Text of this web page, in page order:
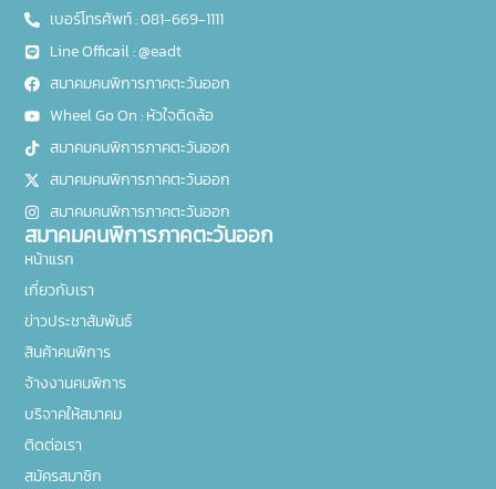
เบอร์โทรศัพท์ : 081-669-1111
Line Officail : @eadt
สมาคมคนพิการภาคตะวันออก
Wheel Go On : หัวใจติดล้อ
สมาคมคนพิการภาคตะวันออก
สมาคมคนพิการภาคตะวันออก
สมาคมคนพิการภาคตะวันออก
สมาคมคนพิการภาคตะวันออก
หน้าแรก
เกี่ยวกับเรา
ข่าวประชาสัมพันธ์
สินค้าคนพิการ
จ้างงานคนพิการ
บริจาคให้สมาคม
ติดต่อเรา
สมัครสมาชิก